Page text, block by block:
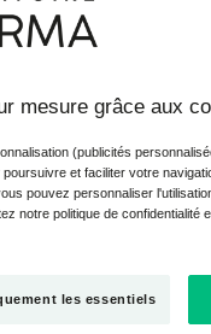
la en douceur
Rhealba®
mesure grâce aux
(publicités
et faciliter votre
pouvez personnaliser
notre politique de confidentialité
les essentiels